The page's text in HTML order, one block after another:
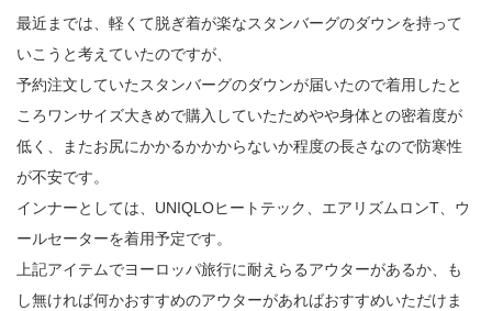
最近までは、軽くて脱ぎ着が楽なスタンバーグのダウンを持って
いこうと考えていたのですが、
予約注文していたスタンバーグのダウンが届いたので着用したと
ころワンサイズ大きめで購入していたためやや身体との密着度が
低く、またお尻にかかるかかからないか程度の長さなので防寒性
が不安です。
インナーとしては、UNIQLOヒートテック、エアリズムロンT、ウ
ールセーターを着用予定です。
上記アイテムでヨーロッパ旅行に耐えらるアウターがあるか、も
し無ければ何かおすすめのアウターがあればおすすめいただけま